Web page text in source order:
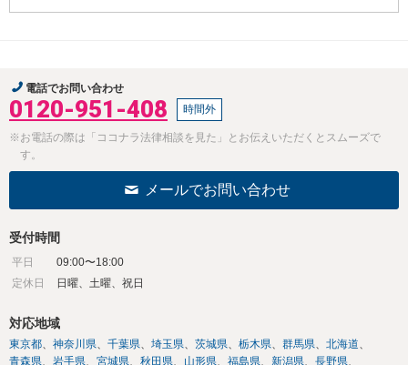
電話でお問い合わせ
0120-951-408 時間外
※お電話の際は「ココナラ法律相談を見た」とお伝えいただくとスムーズで
す。
メールでお問い合わせ
受付時間
平日
09:00〜18:00
定休日
日曜、土曜、祝日
対応地域
東京都 神奈川県 千葉県 埼玉県 茨城県 栃木県 群馬県
北海道
青森県
岩手県 宮城県 秋田県 山形県 福島県 新潟県
長野県